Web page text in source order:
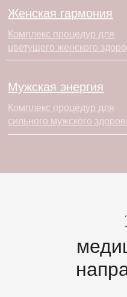
Комплекс процедур для
цветущего женского
Женская гармония
Комплекс процедур для
сильного мужского
Мужская энергия